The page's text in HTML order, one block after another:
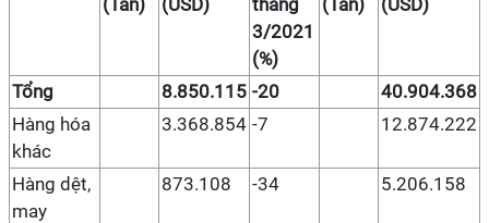
(Tấn)
(USD)
tháng
3/2021
(%)
(Tấn)
(USD)
Tổng 8.850.115 -20
40.904.368
Hàng hóa
khác
3.368.854 -7 12.874.222
Hàng dệt,
may
873.108 -34 5.206.158